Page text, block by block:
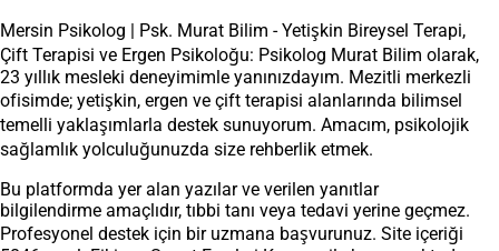
Mersin Psikolog | Psk. Murat Bilim - Yetişkin Bireysel Terapi,
Çift Terapisi ve Ergen Psikoloğu: Psikolog Murat Bilim olarak,
23 yıllık mesleki deneyimimle yanınızdayım. Mezitli merkezli
ofisimde; yetişkin, ergen ve çift terapisi alanlarında bilimsel
temelli yaklaşımlarla destek sunuyorum. Amacım, psikolojik
sağlamlık yolculuğunuzda size rehberlik etmek.
Bu platformda yer alan yazılar ve verilen yanıtlar
bilgilendirme amaçlıdır, tıbbi tanı veya tedavi yerine geçmez.
Profesyonel destek için bir uzmana başvurunuz. Site içeriği